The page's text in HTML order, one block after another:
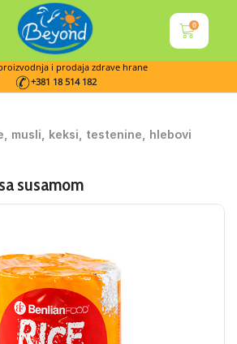
0
i prodaja zdrave hrane
+381 18 514 182
musli, keksi, testenine, hlebovi
susamom